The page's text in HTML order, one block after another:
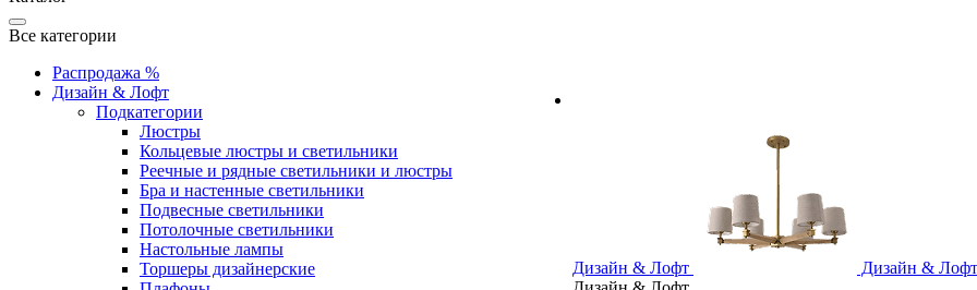
Дизайн & Лофт
Дизайн & Лофт
Все категории
Распродажа %
Дизайн & Лофт
Подкатегории
Люстры
Кольцевые люстры и светильники
Реечные и рядные светильники и люстры
Бра и настенные светильники
Подвесные светильники
Потолочные светильники
Настольные лампы
Торшеры дизайнерские